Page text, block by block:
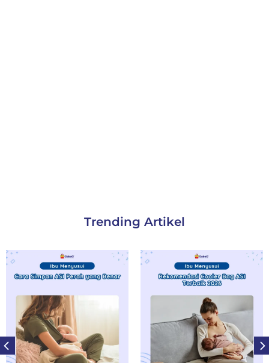
Trending Artikel